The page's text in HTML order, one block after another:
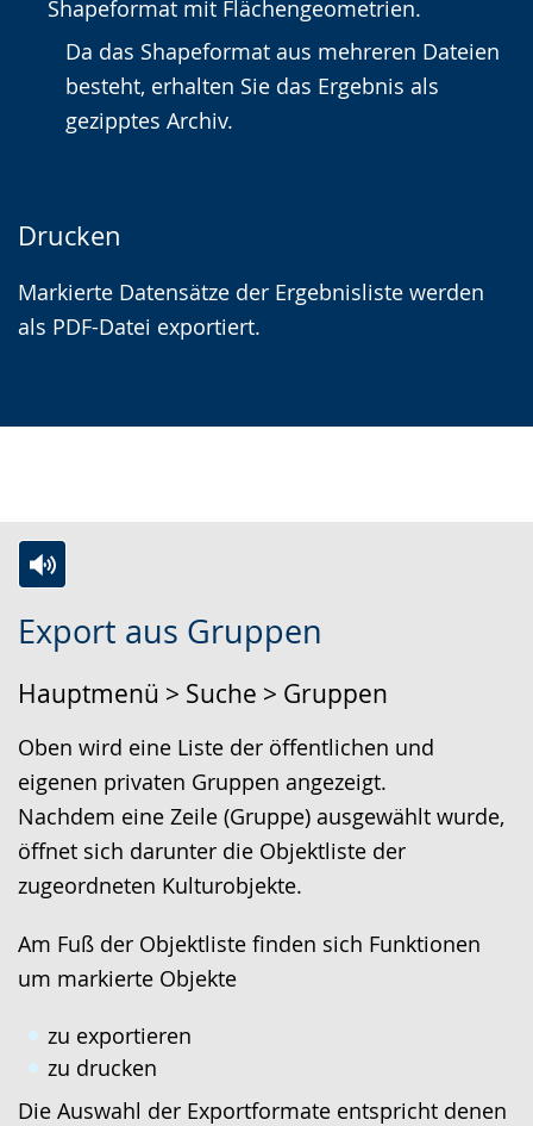
Shapeformat mit Flächengeometrien.
Da das Shapeformat aus mehreren Dateien
besteht, erhalten Sie das Ergebnis als
gezipptes Archiv.
Drucken
Markierte Datensätze der Ergebnisliste werden
als PDF-Datei exportiert.
Export aus Gruppen
Hauptmenü > Suche > Gruppen
Oben wird eine Liste der öffentlichen und
eigenen privaten Gruppen angezeigt.
Nachdem eine Zeile (Gruppe) ausgewählt wurde,
öffnet sich darunter die Objektliste der
zugeordneten Kulturobjekte.
Am Fuß der Objektliste finden sich Funktionen
um markierte Objekte
zu exportieren
zu drucken
Die Auswahl der Exportformate entspricht denen
Leichten
wechseln.
Audio-
Video
Deutscher
Gebärdensprache
wird
angezeigt.